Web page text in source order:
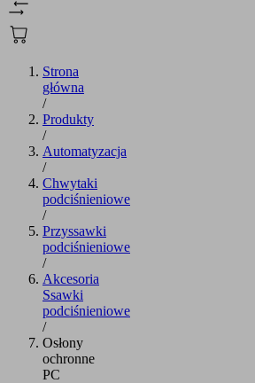
Strona
główna
/
Produkty
/
Automatyzacja
/
Chwytaki
podciśnieniowe
/
Przyssawki
podciśnieniowe
/
Akcesoria
Ssawki
podciśnieniowe
/
Osłony
ochronne
PC